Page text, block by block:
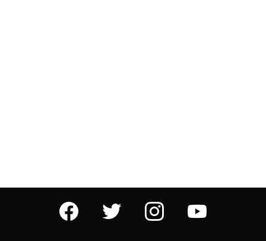
facebook twitter instagram